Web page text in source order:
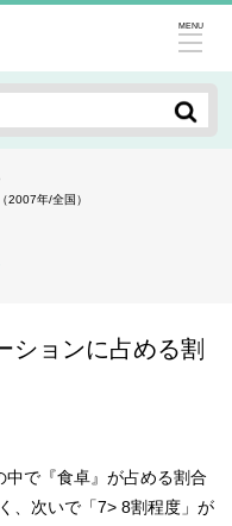
MENU
2007年/全国）
ションに占める割
で『食卓』が占める割合
、次いで「7> 8割程度」が